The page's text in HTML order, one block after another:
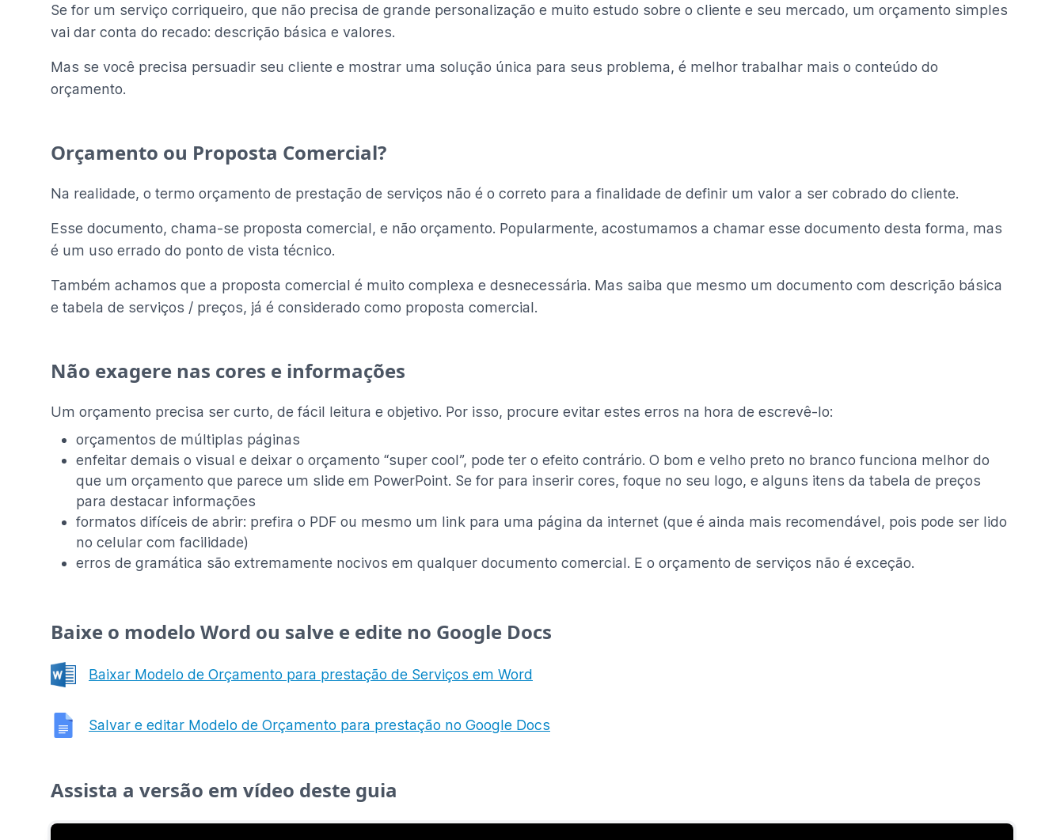
Se for um serviço corriqueiro, que não precisa de grande personalização e muito estudo sobre o cliente e seu mercado, um orçamento simples
vai dar conta do recado: descrição básica e valores.
Mas se você precisa persuadir seu cliente e mostrar uma solução única para seus problema, é melhor trabalhar mais o conteúdo do
orçamento.
Orçamento ou Proposta Comercial?
Na realidade, o termo orçamento de prestação de serviços não é o correto para a finalidade de definir um valor a ser cobrado do cliente.
Esse documento, chama-se proposta comercial, e não orçamento. Popularmente, acostumamos a chamar esse documento desta forma, mas
é um uso errado do ponto de vista técnico.
Também achamos que a proposta comercial é muito complexa e desnecessária. Mas saiba que mesmo um documento com descrição básica
e tabela de serviços / preços, já é considerado como proposta comercial.
Não exagere nas cores e informações
Um orçamento precisa ser curto, de fácil leitura e objetivo. Por isso, procure evitar estes erros na hora de escrevê-lo:
orçamentos de múltiplas páginas
enfeitar demais o visual e deixar o orçamento “super cool”, pode ter o efeito contrário. O bom e velho preto no branco funciona melhor do
que um orçamento que parece um slide em PowerPoint. Se for para inserir cores, foque no seu logo, e alguns itens da tabela de preços
para destacar informações
formatos difíceis de abrir: prefira o PDF ou mesmo um link para uma página da internet (que é ainda mais recomendável, pois pode ser lido
no celular com facilidade)
erros de gramática são extremamente nocivos em qualquer documento comercial. E o orçamento de serviços não é exceção.
Baixe o modelo Word ou salve e edite no Google Docs
Baixar Modelo de Orçamento para prestação de Serviços em Word
Salvar e editar Modelo de Orçamento para prestação no Google Docs
Assista a versão em vídeo deste guia